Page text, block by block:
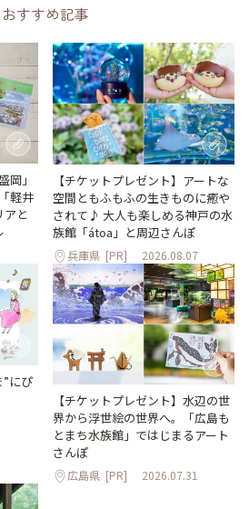
おすすめ記事
岡」
軽井
アと
【チケットプレゼント】アートな
空間ともふもふの生きものに癒や
されて♪ 大人も楽しめる神戸の水
族館「átoa」と周辺さんぽ
兵庫県 [PR] 2026.08.07
”にぴ
【チケットプレゼント】水辺の世
界から浮世絵の世界へ。「広島も
とまち水族館」ではじまるアート
さんぽ
広島県 [PR] 2026.07.31